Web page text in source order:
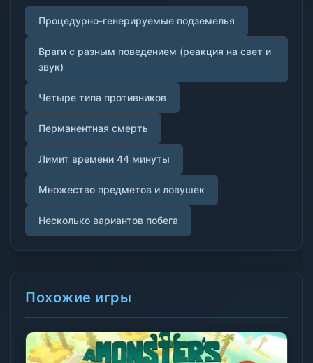
Процедурно-генерируемые подземелья
Враги с разным поведением (реакция на свет и
звук)
Четыре типа противников
Перманентная смерть
Лимит времени 44 минуты
Множество предметов и ловушек
Несколько вариантов побега
Похожие игры